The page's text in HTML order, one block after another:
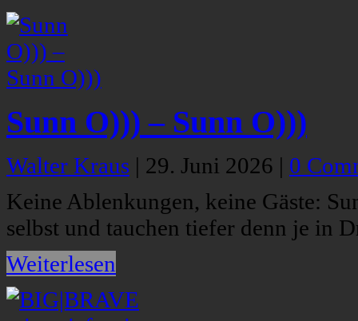
Sunn O))) – Sunn O)))
Walter Kraus | 29. Juni 2026 | 0
Keine Ablenkungen, keine Gäste:
selbst und tauchen tiefer denn je in
Weiterlesen